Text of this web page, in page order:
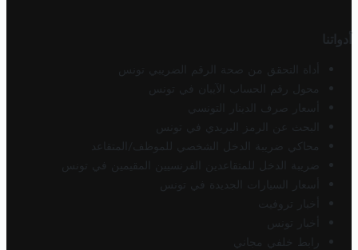
أدواتنا
أداة التحقق من صحة الرقم الضريبي تونس
محول رقم الحساب الآيبان في تونس
أسعار صرف الدينار التونسي
البحث عن الرمز البريدي في تونس
محاكي ضريبة الدخل الشخصي للموظف/المتقاعد
ضريبة الدخل للمتقاعدين الفرنسيين المقيمين في تونس
أسعار السيارات الجديدة في تونس
أخبار تروفيت
أخبار تونس
رابط خلفي مجاني